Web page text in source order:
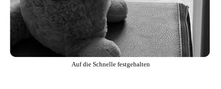
Auf die Schnelle festgehalten